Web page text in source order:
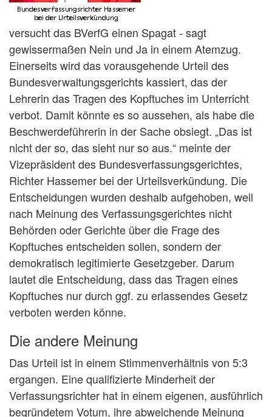
versucht das BVerfG einen Spagat - sagt
gewissermaßen Nein und Ja in einem Atemzug.
Einerseits wird das vorausgehende Urteil des
Bundesverwaltungsgerichts kassiert, das der
Lehrerin das Tragen des Kopftuches im Unterricht
verbot. Damit könnte es so aussehen, als habe die
Beschwerdeführerin in der Sache obsiegt. „Das ist
nicht der so, das sieht nur so aus.“ meinte der
Vizepräsident des Bundesverfassungsgerichtes,
Richter Hassemer bei der Urteilsverkündung. Die
Entscheidungen wurden deshalb aufgehoben, weil
nach Meinung des Verfassungsgerichtes nicht
Behörden oder Gerichte über die Frage des
Kopftuches entscheiden sollen, sondern der
demokratisch legitimierte Gesetzgeber. Darum
lautet die Entscheidung, dass das Tragen eines
Kopftuches nur durch ggf. zu erlassendes Gesetz
verboten werden könne.
Die andere Meinung
Das Urteil ist in einem Stimmenverhältnis von 5:3
ergangen. Eine qualifizierte Minderheit der
Verfassungsrichter hat in einem eigenen, ausführlich
begründetem Votum, ihre abweichende Meinung